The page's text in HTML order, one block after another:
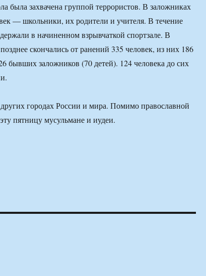
была захвачена группой террористов. В заложниках
— школьники, их родители и учителя. В течение
в начиненном взрывчаткой спортзале. В
скончались от ранений 335 человек, из них 186
бывших заложников (70 детей). 124 человека до сих
городах России и мира. Помимо православной
пятницу мусульмане и иудеи.